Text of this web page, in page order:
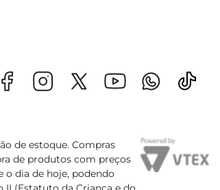
de estoque. Compras
de produtos com preços
o dia de hoje, podendo